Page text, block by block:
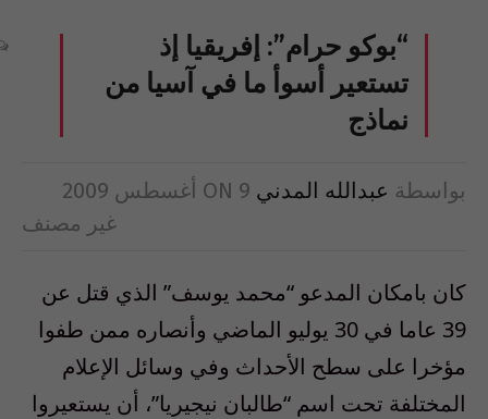
“بوكو حرام”: إفريقيا إذ
تستعير أسوأ ما في آسيا من
نماذج
بواسطة عبدالله المدني ON 9 أغسطس 2009
غير مصنف
كان بامكان المدعو “محمد يوسف” الذي قتل عن
39 عاما في 30 يوليو الماضي وأنصاره ممن طفوا
مؤخرا على سطح الأحداث وفي وسائل الإعلام
المختلفة تحت اسم “طالبان نيجيريا”، أن يستعيروا